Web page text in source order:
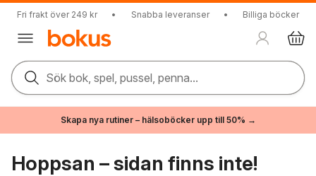
Fri frakt över 249 kr • Snabba leveranser • Billiga böcker
Sök bok, spel, pussel, penna...
Skapa nya rutiner – hälsoböcker upp till 50% →
Hoppsan – sidan finns inte!